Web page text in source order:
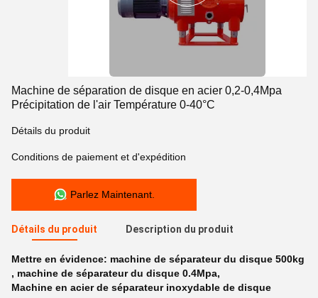
Machine de séparation de disque en acier 0,2-0,4Mpa
Précipitation de l'air Température 0-40°C
Détails du produit
Conditions de paiement et d'expédition
Parlez Maintenant.
Détails du produit Description du produit
Mettre en évidence: machine de séparateur du disque 500kg
, machine de séparateur du disque 0.4Mpa,
Machine en acier de séparateur inoxydable de disque